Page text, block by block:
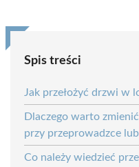
Spis treści
Jak przełożyć drzwi w
Dlaczego warto
przy przeprowadzce
Co należy wiedzieć